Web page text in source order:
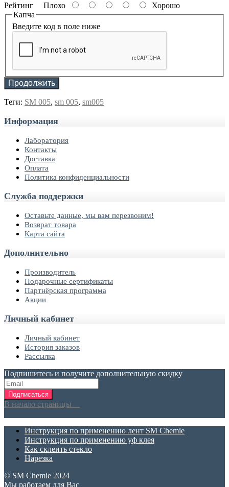
Рейтинг Плохо
Хорошо
Капча
Введите код в поле ниже
Продолжить
Теги: SM 005, sm 005, sm005
Информация
Лаборатория
Контакты
Доставка
Оплата
Политика конфиденциальности
Служба поддержки
Оставьте данные, мы вам перезвоним!
Возврат товара
Карта сайта
Дополнительно
Производитель
Подарочные сертификаты
Партнёрская программа
Акции
Личный кабинет
Личный кабинет
История заказов
Рассылка
Подпишитесь и получите дополнительную скидку
Подписаться
В начало страницы
Инструкция по применению лент SM Chemie
Инструкция по применению уф клея
Как склеить стекло
Нарезка
© SM Chemie 2024
Мы работаем для Вас